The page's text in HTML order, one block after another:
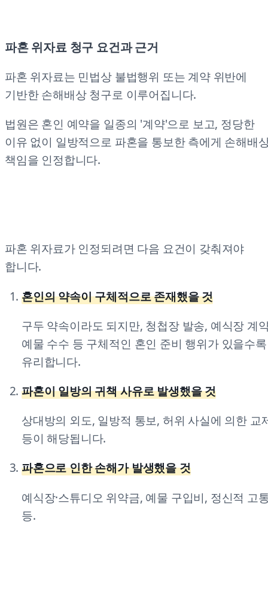
파혼 위자료 청구 요건과 근거
파혼 위자료는 민법상 불법행위 또는 계약 위반에
기반한 손해배상 청구로 이루어집니다.
법원은 혼인 예약을 일종의 '계약'으로 보고, 정당한
이유 없이 일방적으로 파혼을 통보한 측에게 손해배
책임을 인정합니다.
파혼 위자료가 인정되려면 다음 요건이 갖춰져야
합니다.
혼인의 약속이 구체적으로 존재했을 것
구두 약속이라도 되지만, 청첩장 발송, 예식장 계
예물 수수 등 구체적인 혼인 준비 행위가 있을수록
유리합니다.
파혼이 일방의 귀책 사유로 발생했을 것
상대방의 외도, 일방적 통보, 허위 사실에 의한 교
등이 해당됩니다.
파혼으로 인한 손해가 발생했을 것
예식장·스튜디오 위약금, 예물 구입비, 정신적 고
등.